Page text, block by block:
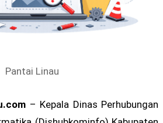
Pantai Linau
– Kepala Dinas Perhubungan